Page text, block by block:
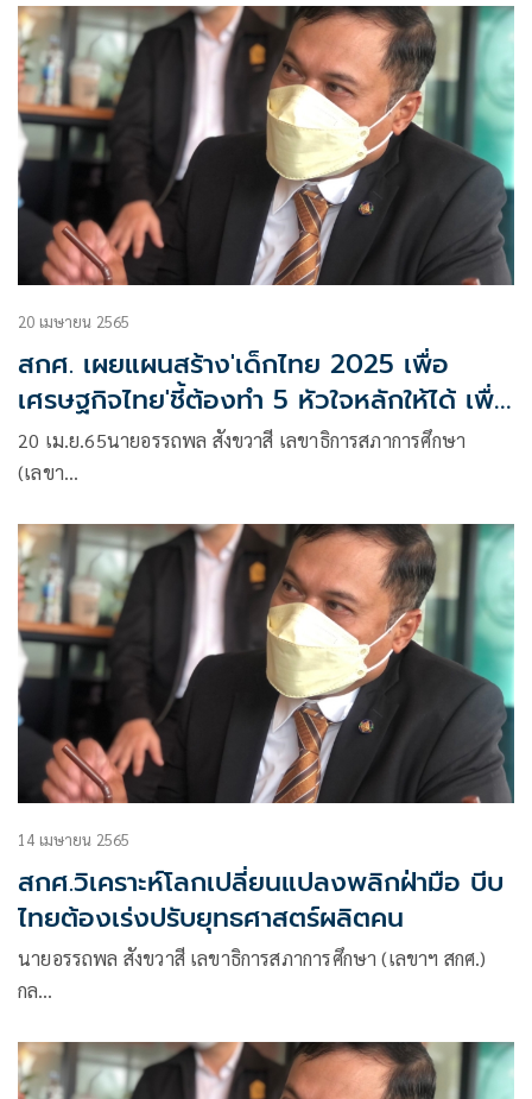
ศึกษาขั้นพื้นฐาน อาชีวะ อุดมศึกษา หวังการเรียนรู้ตลอดชีวิต
เกิดขึ้นได้จริง
20 เมษายน 2565
สกศ. เผยแผนสร้าง'เด็กไทย 2025 เพื่อ
เศรษฐกิจไทย'ชี้ต้องทำ 5 หัวใจหลักให้ได้ เพื่อ
บรรลุป้า
20 เม.ย.65นายอรรถพล สังขวาสี เลขาธิการสภาการศึกษา
(เลขา…
14 เมษายน 2565
สกศ.วิเคราะห์โลกเปลี่ยนแปลงพลิกฝ่ามือ บีบ
ไทยต้องเร่งปรับยุทธศาสตร์ผลิตคน
นายอรรถพล สังขวาสี เลขาธิการสภาการศึกษา (เลขาฯ สกศ.)
กล…